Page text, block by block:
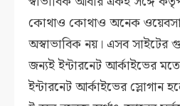
কোথাও কোথাও অনেক
অস্বাভাবিক নয়। এসব সাইটের
জন্যই ইন্টারনেট আর্কাইভের
ইন্টারনেট আর্কাইভের স্লোগান